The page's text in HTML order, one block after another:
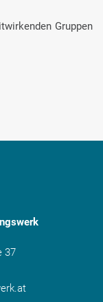
Gruppen
37